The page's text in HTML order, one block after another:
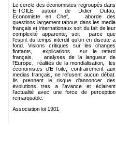
Le cercle des économistes regroupés dans
E-TOILE autour de Didier Dufau,
Economiste en Chef, aborde des
questions largement tabous dans les media
français et internationaux soit du fait de leur
complexité apparente, soit parce que
l'esprit du temps interdit qu'on en discute a
fond. Visions critiques sur les changes
flottants, explications sur le retard
français, analyses de la langueur de
l'Europe, réalités de la mondialisation, les
économistes d'E-Toile, contrairement aux
medias français, ne refusent aucun débat.
Ils prennent le risque d'annoncer des
évolutions tres a l'avance et éclairent
l'actualité avec une force de perception
remarquable.
Association loi 1901